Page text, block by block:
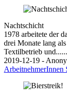
Nachtschicht
1978 arbeitete der
drei Monate lang
Textilbetrieb und......
2019-12-19 -
ArbeitnehmerInnen